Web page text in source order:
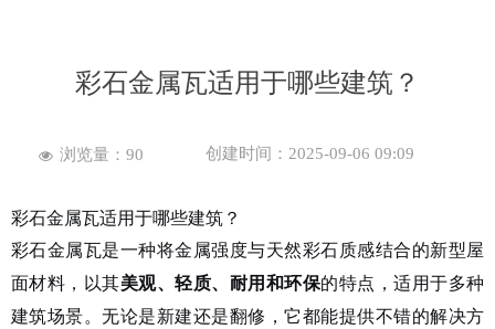
彩石金属瓦适用于哪些建筑？
彩石金属瓦适用于哪些建筑？
彩石金属瓦是一种将金属强度与天然彩石质感结合的新型屋
面材料，以其美观、轻质、耐用和环保的特点，适用于多种
建筑场景。无论是新建还是翻修，它都能提供不错的解决方
创建时间： 2025-09-06 09:09
넶 浏览量： 90